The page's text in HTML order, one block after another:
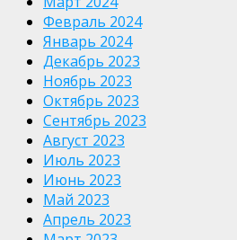
Февраль 2024
Январь 2024
Декабрь 2023
Ноябрь 2023
Октябрь 2023
Сентябрь 2023
Август 2023
Июль 2023
Июнь 2023
Май 2023
Апрель 2023